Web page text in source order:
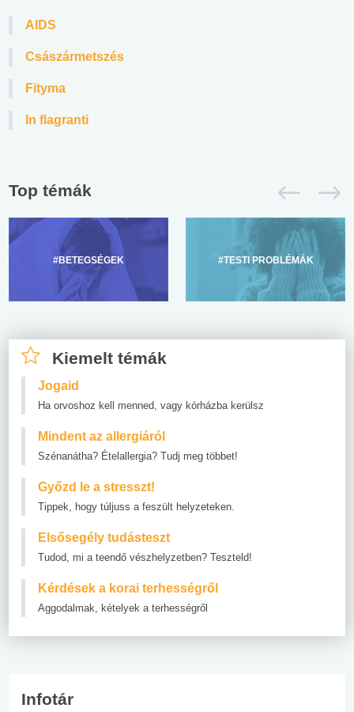
AIDS
Császármetszés
Fityma
In flagranti
Top témák
#BETEGSÉGEK #TESTI PROBLÉMÁK
Kiemelt témák
Jogaid
Ha orvoshoz kell menned, vagy kórházba kerülsz
Mindent az allergiáról
Szénanátha? Ételallergia? Tudj meg többet!
Győzd le a stresszt!
Tippek, hogy túljuss a feszült helyzeteken.
Elsősegély tudásteszt
Tudod, mi a teendő vészhelyzetben? Teszteld!
Kérdések a korai terhességről
Aggodalmak, kételyek a terhességről
Infotár